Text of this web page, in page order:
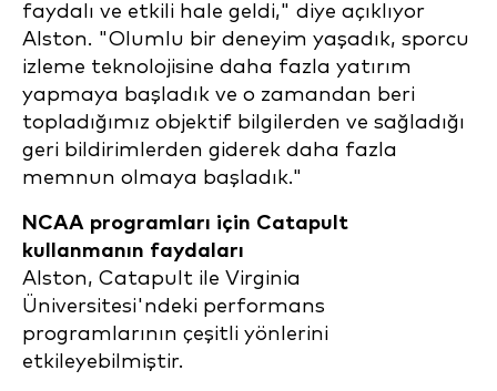
faydalı ve etkili hale geldi," diye açıklıyor
Alston. "Olumlu bir deneyim yaşadık, sporcu
izleme teknolojisine daha fazla yatırım
yapmaya başladık ve o zamandan beri
topladığımız objektif bilgilerden ve sağladığı
geri bildirimlerden giderek daha fazla
memnun olmaya başladık."
NCAA programları için Catapult
kullanmanın faydaları
Alston, Catapult ile Virginia
Üniversitesi'ndeki performans
programlarının çeşitli yönlerini
etkileyebilmiştir.